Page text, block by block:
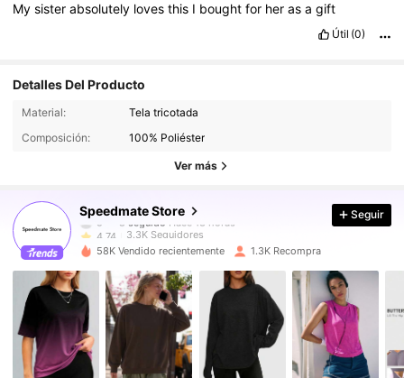
Mysisterabsolutely lovesthis I boughtfor herasagift
Útil (0)
Detalles Del Producto
Material:
Tela tricotada
Composición:
100% Poliéster
Ver más
Speedmate Store
3.3K Seguidores
4.74 3.3K Seguidores
4.74 3.3K Seguidores
4.74 3.3K Seguidores
4.74 3.3K Seguidores
Seguir
58K Vendido recientemente 1.3K Recompra